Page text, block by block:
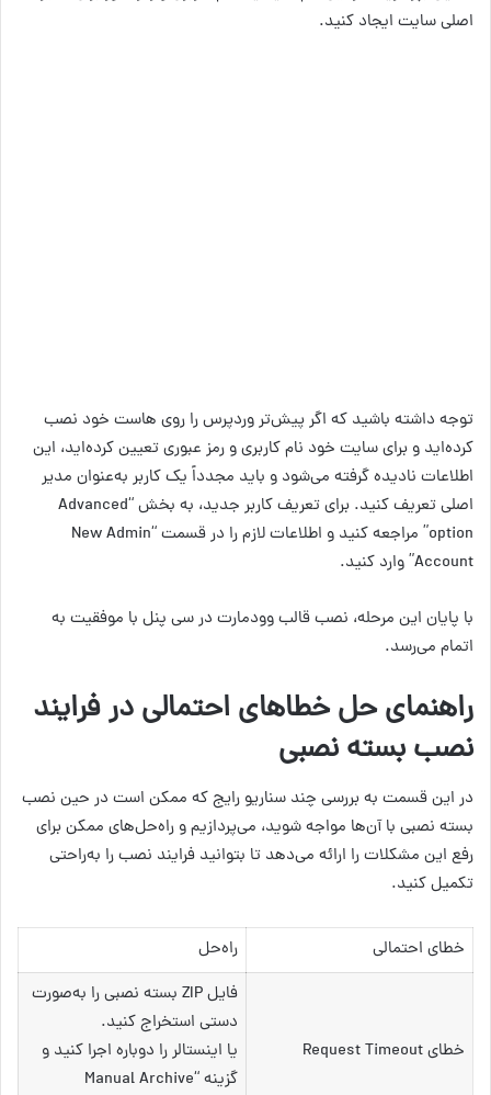
اصلی سایت ایجاد کنید.
توجه داشته باشید که اگر پیش‌تر وردپرس را روی هاست خود نصب
کرده‌اید و برای سایت خود نام کاربری و رمز عبوری تعیین کرده‌اید، این
اطلاعات نادیده گرفته می‌شود و باید مجدداً یک کاربر به‌عنوان مدیر
اصلی تعریف کنید. برای تعریف کاربر جدید، به بخش “Advanced
option” مراجعه کنید و اطلاعات لازم را در قسمت “New Admin
Account” وارد کنید.
با پایان این مرحله، نصب قالب وودمارت در سی پنل با موفقیت به
اتمام می‌رسد.
راهنمای حل خطاهای احتمالی در فرایند
نصب بسته نصبی
در این قسمت به بررسی چند سناریو رایج که ممکن است در حین نصب
بسته نصبی با آن‌ها مواجه شوید، می‌پردازیم و راه‌حل‌های ممکن برای
رفع این مشکلات را ارائه می‌دهد تا بتوانید فرایند نصب را به‌راحتی
تکمیل کنید.
خطای احتمالی راه‌حل
خطای Request Timeout
فایل ZIP بسته نصبی را به‌صورت
دستی استخراج کنید.
یا اینستالر را دوباره اجرا کنید و
گزینه “Manual Archive